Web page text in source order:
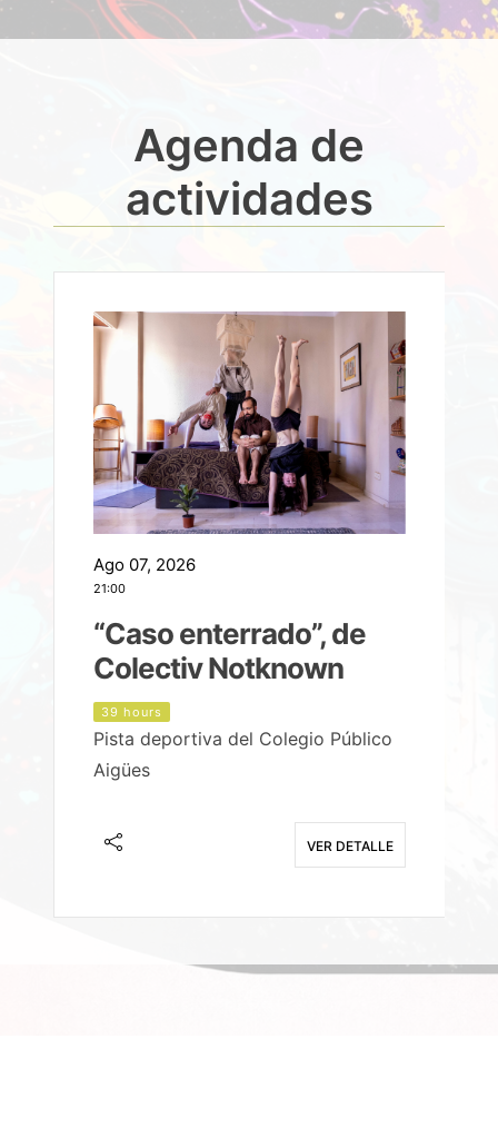
Agenda de
actividades
Ago 07, 2026
21:00
“Caso enterrado”, de
Colectiv Notknown
39 hours
Pista deportiva del Colegio Público
Aigües
VER DETALLE